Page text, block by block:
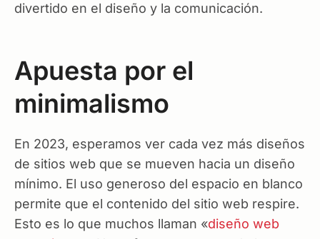
divertido en el diseño y la comunicación.
Apuesta por el
minimalismo
En 2023, esperamos ver cada vez más diseños
de sitios web que se mueven hacia un diseño
mínimo. El uso generoso del espacio en blanco
permite que el contenido del sitio web respire.
Esto es lo que muchos llaman «diseño web